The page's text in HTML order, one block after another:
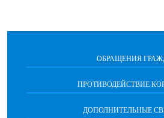
ОБРАЩЕНИЯ
ПРОТИВОДЕЙСТВИЕ
ДОПОЛНИТЕЛЬНЫЕ